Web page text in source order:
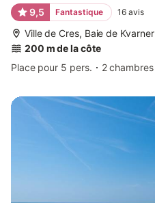
9,5 Fantastique 16 avis
Ville de Cres, Baie de Kvarner
200 m de la côte
Place pour 5 pers.
2 chambres